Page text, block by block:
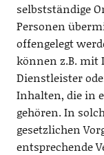
selbstständige
Personen
offengelegt
können z.B. mit
Dienstleister
Inhalten, die in
gehören. In
gesetzlichen
entsprechende